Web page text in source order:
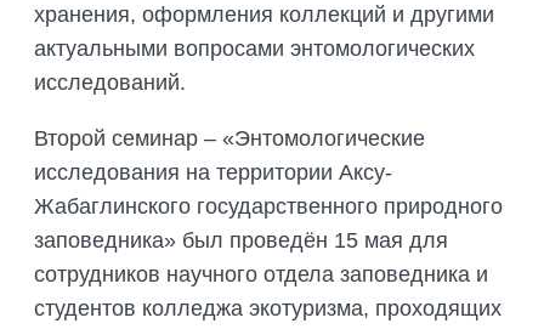
хранения, оформления коллекций и другими
актуальными вопросами энтомологических
исследований.
Второй семинар – «Энтомологические
исследования на территории Аксу-
Жабаглинского государственного природного
заповедника» был проведён 15 мая для
сотрудников научного отдела заповедника и
студентов колледжа экотуризма, проходящих